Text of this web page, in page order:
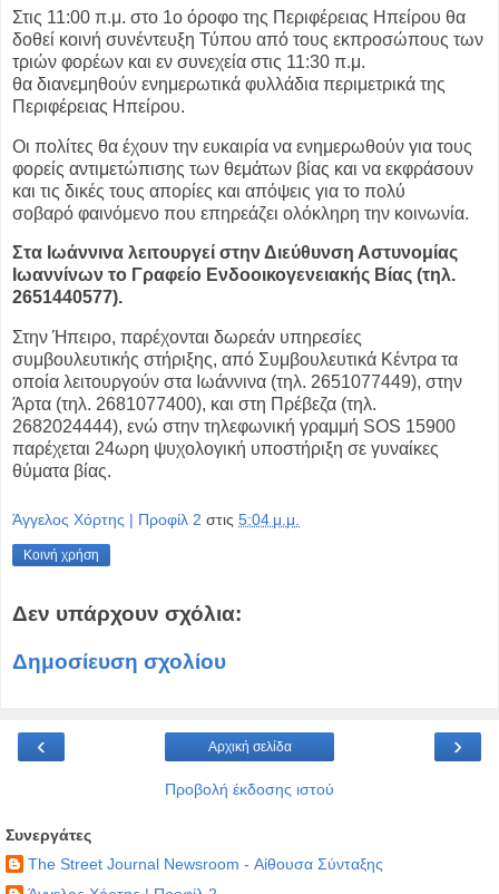
Στις 11:00 π.μ. στο 1ο όροφο της Περιφέρειας Ηπείρου θα
δοθεί κοινή συνέντευξη Τύπου από τους εκπροσώπους των
τριών φορέων και εν συνεχεία στις 11:30 π.μ.
θα διανεμηθούν ενημερωτικά φυλλάδια περιμετρικά της
Περιφέρειας Ηπείρου.
Οι πολίτες θα έχουν την ευκαιρία να ενημερωθούν για τους
φορείς αντιμετώπισης των θεμάτων βίας και να εκφράσουν
και τις δικές τους απορίες και απόψεις για το πολύ
σοβαρό φαινόμενο που επηρεάζει ολόκληρη την κοινωνία.
Στα Ιωάννινα λειτουργεί στην Διεύθυνση Αστυνομίας
Ιωαννίνων το Γραφείο Ενδοοικογενειακής Βίας (τηλ.
2651440577).
Στην Ήπειρο, παρέχονται δωρεάν υπηρεσίες
συμβουλευτικής στήριξης, από Συμβουλευτικά Κέντρα τα
οποία λειτουργούν στα Ιωάννινα (τηλ. 2651077449), στην
Άρτα (τηλ. 2681077400), και στη Πρέβεζα (τηλ.
2682024444), ενώ στην τηλεφωνική γραμμή SOS 15900
παρέχεται 24ωρη ψυχολογική υποστήριξη σε γυναίκες
θύματα βίας.
Άγγελος Χόρτης | Προφίλ 2 στις 5:04 μ.μ.
Κοινή χρήση
Δεν υπάρχουν σχόλια:
Δημοσίευση σχολίου
‹ ›
Αρχική σελίδα
Προβολή έκδοσης ιστού
Συνεργάτες
The Street Journal Newsroom - Αίθουσα Σύνταξης